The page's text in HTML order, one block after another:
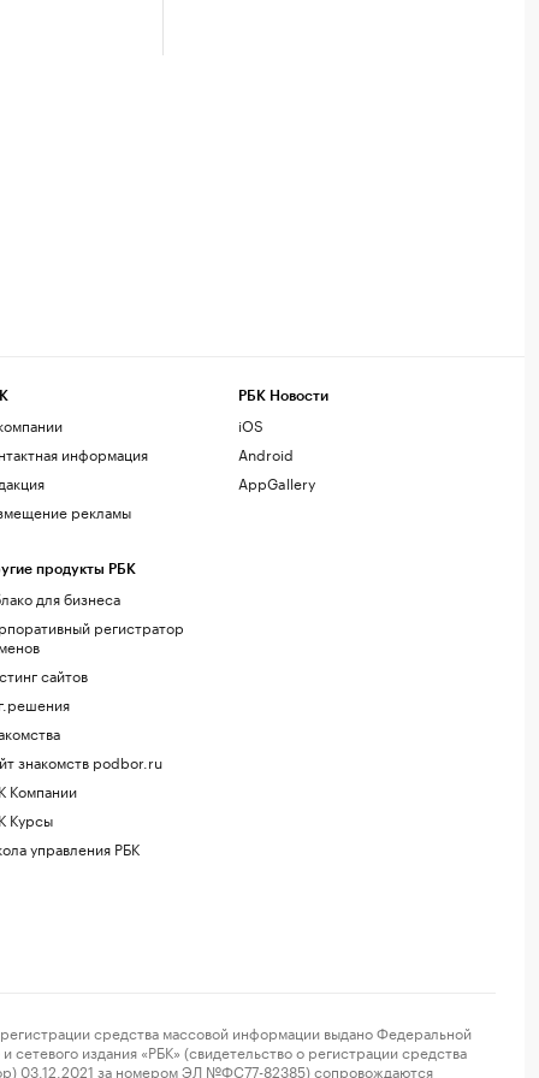
информация
рекламы
продукты РБК
для бизнеса
регистратор
сайтов
знакомств podbor.ru
Компании
Курсы
управления РБК
РБК Новости
iOS
Android
AppGallery
средства массовой информации выдано Федеральной
издания «РБК» (свидетельство о регистрации средства
03.12.2021 за номером ЭЛ №ФС77-82385) сопровождаются